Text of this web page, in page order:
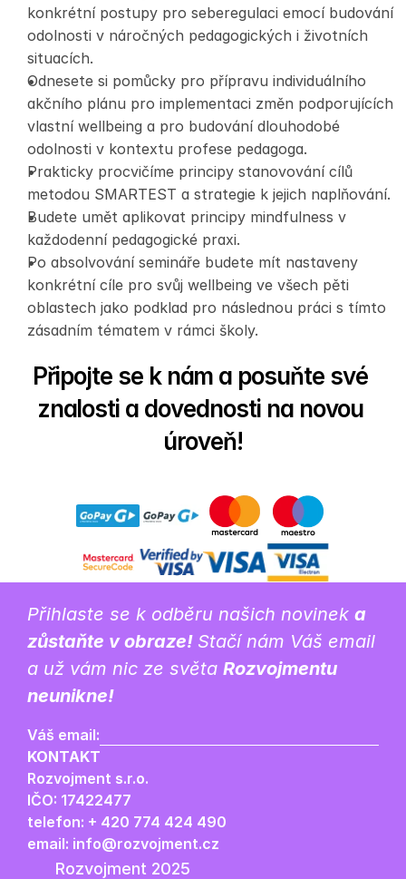
konkrétní postupy pro seberegulaci emocí budování
odolnosti v náročných pedagogických i životních
situacích.
Odnesete si pomůcky pro přípravu individuálního
akčního plánu pro implementaci změn podporujících
vlastní wellbeing a pro budování dlouhodobé
odolnosti v kontextu profese pedagoga.
Prakticky procvičíme principy stanovování cílů
metodou SMARTEST a strategie k jejich naplňování.
Budete umět aplikovat principy mindfulness v
každodenní pedagogické praxi.
Po absolvování semináře budete mít nastaveny
konkrétní cíle pro svůj wellbeing ve všech pěti
oblastech jako podklad pro následnou práci s tímto
zásadním tématem v rámci školy.
Připojte se k nám a posuňte své
znalosti a dovednosti na novou
úroveň!
Přihlaste se k odběru našich novinek a
zůstaňte v obraze! Stačí nám Váš email
a už vám nic ze světa Rozvojmentu
neunikne!
Váš email:
KONTAKT
Rozvojment s.r.o.
IČO: 17422477
telefon: + 420 774 424 490
email: info@rozvojment.cz
Rozvojment 2025